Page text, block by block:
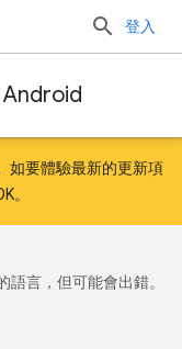
登入
如要體驗最新的更新項
。
語言，但可能會出錯。